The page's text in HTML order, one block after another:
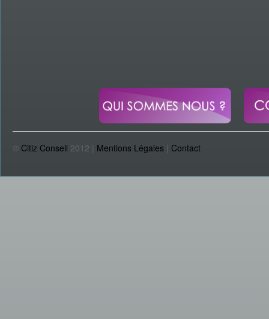
© Citiz Conseil 2012 | Mentions Légales | Contact